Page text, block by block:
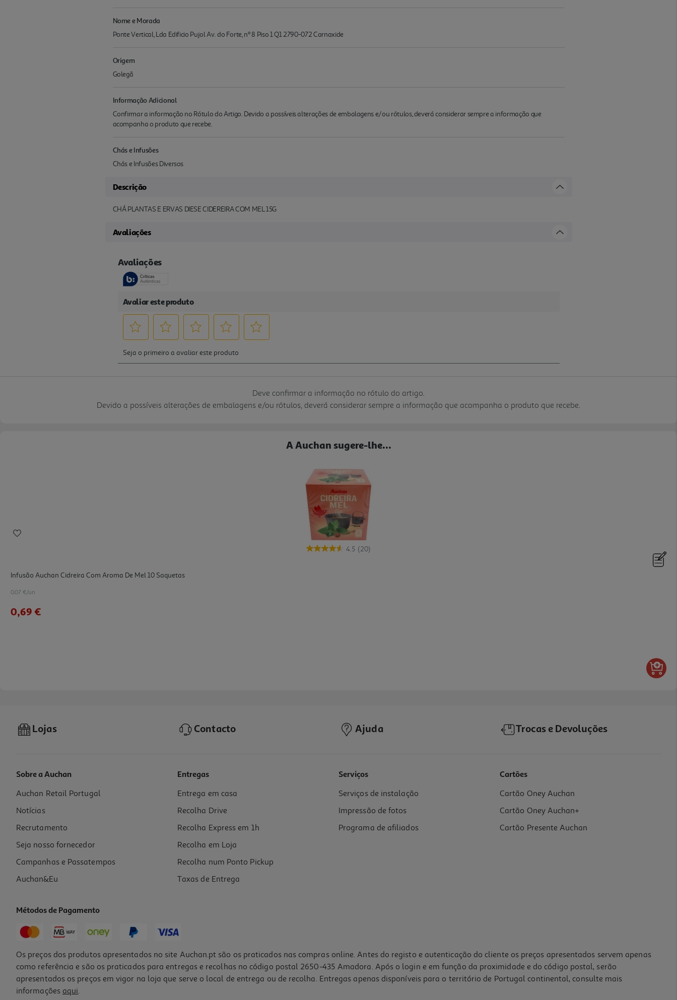
Nome e Morada
Ponte Vertical, Lda Edificio Pujol Av. do Forte, nº 8 Piso 1 Q1 2790-072 Carnaxide
Origem
Golegã
Informação Adicional
Confirmar a informação no Rótulo do Artigo. Devido a possíveis alterações de embalagens e/ou rótulos, deverá considerar sempre a informação que
acompanha o produto que recebe.
Chás e Infusões
Chás e Infusões Diversos
Descrição
CHÁ PLANTAS E ERVAS DIESE CIDEREIRA COM MEL 15G
Avaliações
Deve confirmar a informação no rótulo do artigo.
Devido a possíveis alterações de embalagens e/ou rótulos, deverá considerar sempre a informação que acompanha o produto que recebe.
A Auchan sugere-lhe...
4.5 (20)
Infusão Auchan Cidreira Com Aroma De Mel 10 Saquetas
0.07 €/un
0,69 €
Infusão Auchan Camomila 25 Saq
0.03 €/un
0,79 €
Lojas Contacto Ajuda Trocas e Devoluções
Sobre a Auchan
Auchan Retail Portugal
Notícias
Recrutamento
Seja nosso fornecedor
Campanhas e Passatempos
Auchan&Eu
Entregas
Entrega em casa
Recolha Drive
Recolha Express em 1h
Recolha em Loja
Recolha num Ponto Pickup
Taxas de Entrega
Serviços
Serviços de instalação
Impressão de fotos
Programa de afiliados
Cartões
Cartão Oney Auchan
Cartão Oney Auchan+
Cartão Presente Auchan
Métodos de Pagamento
Os preços dos produtos apresentados no site Auchan.pt são os praticados nas compras online. Antes do registo e autenticação do cliente os preços apresentados servem apenas
como referência e são os praticados para entregas e recolhas no código postal 2650-435 Amadora. Após o login e em função da proximidade e do código postal, serão
apresentados os preços em vigor na loja que serve o local de entrega ou de recolha. Entregas apenas disponíveis para o território de Portugal continental, consulte mais
informações aqui.